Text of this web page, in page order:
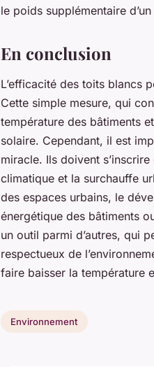
le poids supplémentaire
En conclusion
L’efficacité des toits blancs
Cette simple mesure, qui
température des bâtiments
solaire. Cependant, il est
miracle. Ils doivent
climatique et la surchauffe
des espaces urbains, le
énergétique des bâtiments
un outil parmi d’autres, qui
respectueux de
faire baisser la température
Environnement